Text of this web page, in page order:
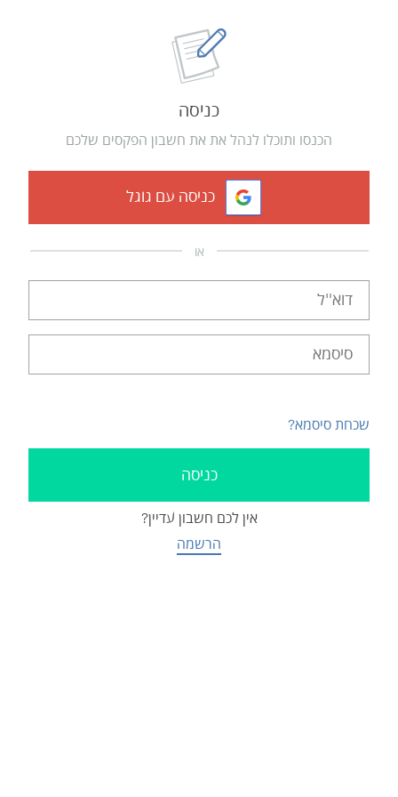
כניסה
הכנסו ותוכלו לנהל את את חשבון הפקסים שלכם
כניסה עם גוגל
או
שכחת סיסמא?
אין לכם חשבון עדיין?
הרשמה